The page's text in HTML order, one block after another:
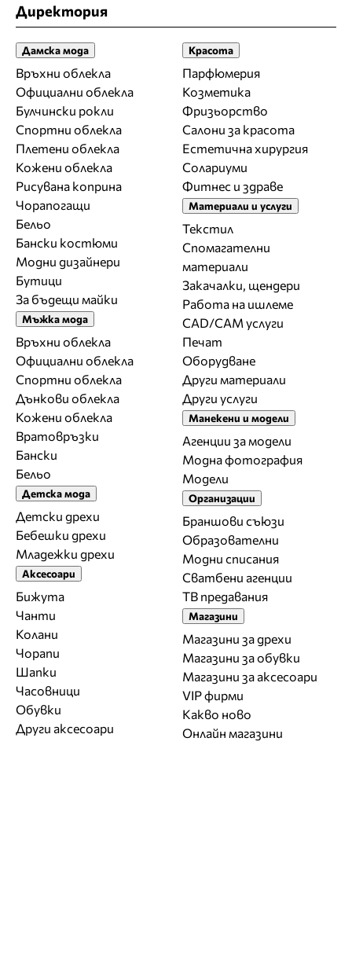
Директория
Дамска мода
Връхни облекла
Официални облекла
Булчински рокли
Спортни облекла
Плетени облекла
Кожени облекла
Рисувана коприна
Чорапогащи
Бельо
Бански костюми
Модни дизайнери
Бутици
За бъдещи майки
Мъжка мода
Връхни облекла
Официални облекла
Спортни облекла
Дънкови облекла
Кожени облекла
Вратовръзки
Бански
Бельо
Детска мода
Детски дрехи
Бебешки дрехи
Младежки дрехи
Аксесоари
Бижута
Чанти
Колани
Чорапи
Шапки
Часовници
Обувки
Други аксесоари
Красота
Парфюмерия
Козметика
Фризьорство
Салони за красота
Естетична хирургия
Солариуми
Фитнес и здраве
Материали и услуги
Текстил
Спомагателни
материали
Закачалки, щендери
Работа на ишлеме
CAD/CAM услуги
Печат
Оборудване
Други материали
Други услуги
Манекени и модели
Агенции за модели
Модна фотография
Модели
Организации
Браншови съюзи
Образователни
Модни списания
Сватбени агенции
ТВ предавания
Магазини
Магазини за дрехи
Магазини за обувки
Магазини за aксесоари
VIP фирми
Какво ново
Онлайн магазини